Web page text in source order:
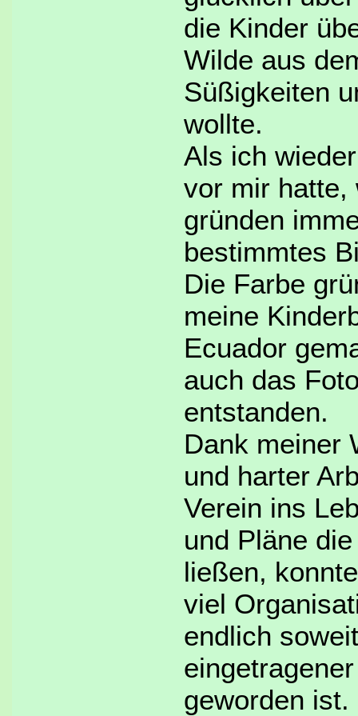
die Kinder
Wilde aus
Süßigkeiten
wollte.
Als ich
vor mir hatte,
gründen
bestimmtes
Die Farbe
meine
Ecuador
auch das
entstanden.
Dank meiner
und harter
Verein ins
und Pläne
ließen,
viel
endlich
geworden ist.